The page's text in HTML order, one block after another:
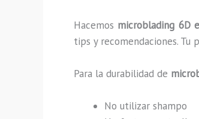
Hacemos microblading 6D
tips y recomendaciones.
Para la durabilidad de
No utilizar shampo